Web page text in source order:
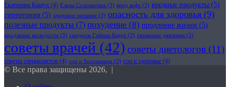
Екатерина Кашух (4) Елена Соломатина (3) вред кофе (3) вредные продукты (5)
гипертония (5) здоровое питание (3) опасность для здоровья (9)
полезные продукты (7) похудение (8) продление жизни (5)
продление молодости (3) синдром Гийена-Барре (3) снижение давления (3)
советы врачей (42) советы диетологов (11)
советы специалистов (4) сон и бессонница (3) сон и здоровье (4)
© Все права защищены 2026, |